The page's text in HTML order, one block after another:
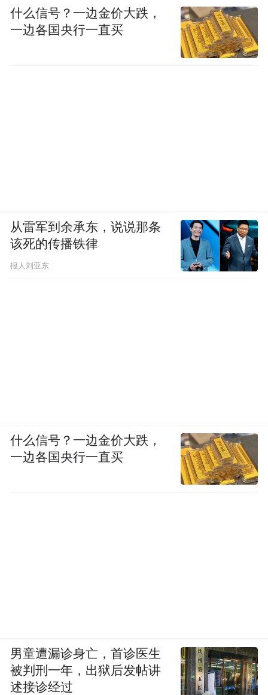
什么信号？一边金价大跌，
一边各国央行一直买
从雷军到余承东，说说那条
该死的传播铁律
报人刘亚东
什么信号？一边金价大跌，
一边各国央行一直买
男童遭漏诊身亡，首诊医生
被判刑一年，出狱后发帖讲
述接诊经过